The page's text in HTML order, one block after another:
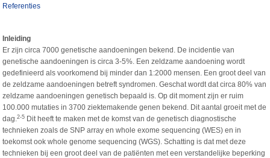
Referenties
Inleiding
Er zijn circa 7000 genetische aandoeningen bekend. De incidentie van
genetische aandoeningen is circa 3-5%. Een zeldzame aandoening wordt
gedefinieerd als voorkomend bij minder dan 1:2000 mensen. Een groot deel van
de zeldzame aandoeningen betreft syndromen. Geschat wordt dat circa 80% van
zeldzame aandoeningen genetisch bepaald is. Op dit moment zijn er ruim
100.000 mutaties in 3700 ziektemakende genen bekend. Dit aantal groeit met de
dag.2-5 Dit heeft te maken met de komst van de genetisch diagnostische
technieken zoals de SNP array en whole exome sequencing (WES) en in
toekomst ook whole genome sequencing (WGS). Schatting is dat met deze
technieken bij een groot deel van de patiënten met een verstandelijke beperking